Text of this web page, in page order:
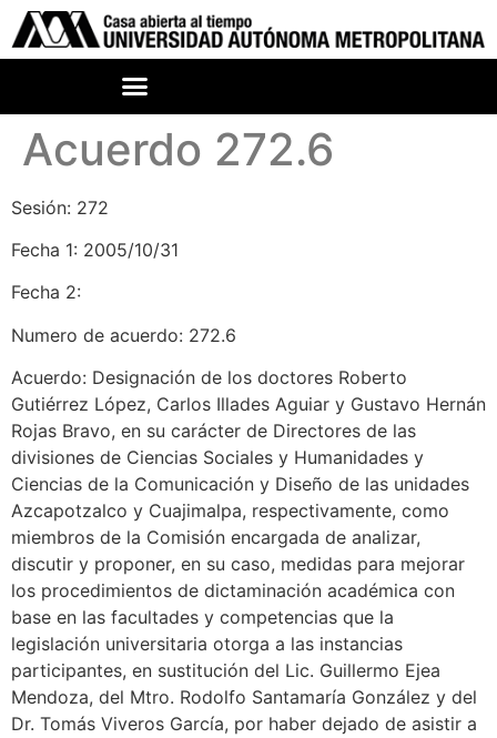
Acuerdo 272.6
Sesión: 272
Fecha 1: 2005/10/31
Fecha 2:
Numero de acuerdo: 272.6
Acuerdo: Designación de los doctores Roberto
Gutiérrez López, Carlos Illades Aguiar y Gustavo Hernán
Rojas Bravo, en su carácter de Directores de las
divisiones de Ciencias Sociales y Humanidades y
Ciencias de la Comunicación y Diseño de las unidades
Azcapotzalco y Cuajimalpa, respectivamente, como
miembros de la Comisión encargada de analizar,
discutir y proponer, en su caso, medidas para mejorar
los procedimientos de dictaminación académica con
base en las facultades y competencias que la
legislación universitaria otorga a las instancias
participantes, en sustitución del Lic. Guillermo Ejea
Mendoza, del Mtro. Rodolfo Santamaría González y del
Dr. Tomás Viveros García, por haber dejado de asistir a